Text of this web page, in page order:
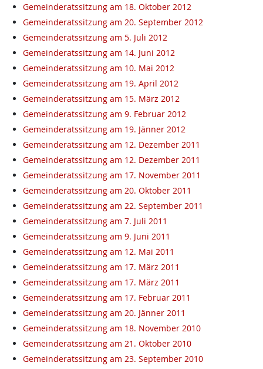
Gemeinderatssitzung am 18. Oktober 2012
Gemeinderatssitzung am 20. September 2012
Gemeinderatssitzung am 5. Juli 2012
Gemeinderatssitzung am 14. Juni 2012
Gemeinderatssitzung am 10. Mai 2012
Gemeinderatssitzung am 19. April 2012
Gemeinderatssitzung am 15. März 2012
Gemeinderatssitzung am 9. Februar 2012
Gemeinderatssitzung am 19. Jänner 2012
Gemeinderatssitzung am 12. Dezember 2011
Gemeinderatssitzung am 12. Dezember 2011
Gemeinderatssitzung am 17. November 2011
Gemeinderatssitzung am 20. Oktober 2011
Gemeinderatssitzung am 22. September 2011
Gemeinderatssitzung am 7. Juli 2011
Gemeinderatssitzung am 9. Juni 2011
Gemeinderatssitzung am 12. Mai 2011
Gemeinderatssitzung am 17. März 2011
Gemeinderatssitzung am 17. März 2011
Gemeinderatssitzung am 17. Februar 2011
Gemeinderatssitzung am 20. Jänner 2011
Gemeinderatssitzung am 18. November 2010
Gemeinderatssitzung am 21. Oktober 2010
Gemeinderatssitzung am 23. September 2010